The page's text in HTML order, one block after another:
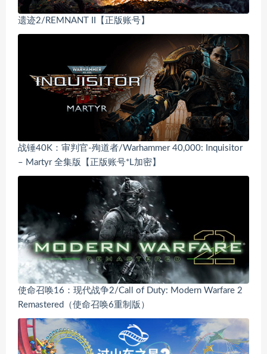
遗迹2/REMNANT II【正版账号】
战锤40K：审判官-殉道者/Warhammer 40,000: Inquisitor
– Martyr 全集版【正版账号*L加密】
使命召唤16：现代战争2/Call of Duty: Modern Warfare 2
Remastered（使命召唤6重制版）